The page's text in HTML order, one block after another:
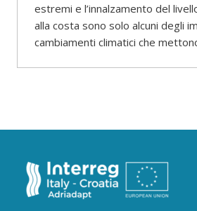
estremi e l’innalzamento del
alla costa sono solo alcuni degli
cambiamenti climatici che